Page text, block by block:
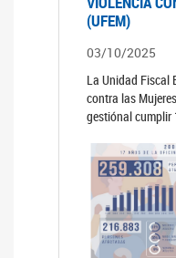
(UFEM)
03/10/2025
La Unidad Fiscal
contra las
gestiónal cumplir